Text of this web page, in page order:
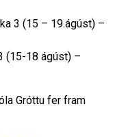
3 (15 – 19.ágúst) –
(15-18 ágúst) –
Gróttu fer fram